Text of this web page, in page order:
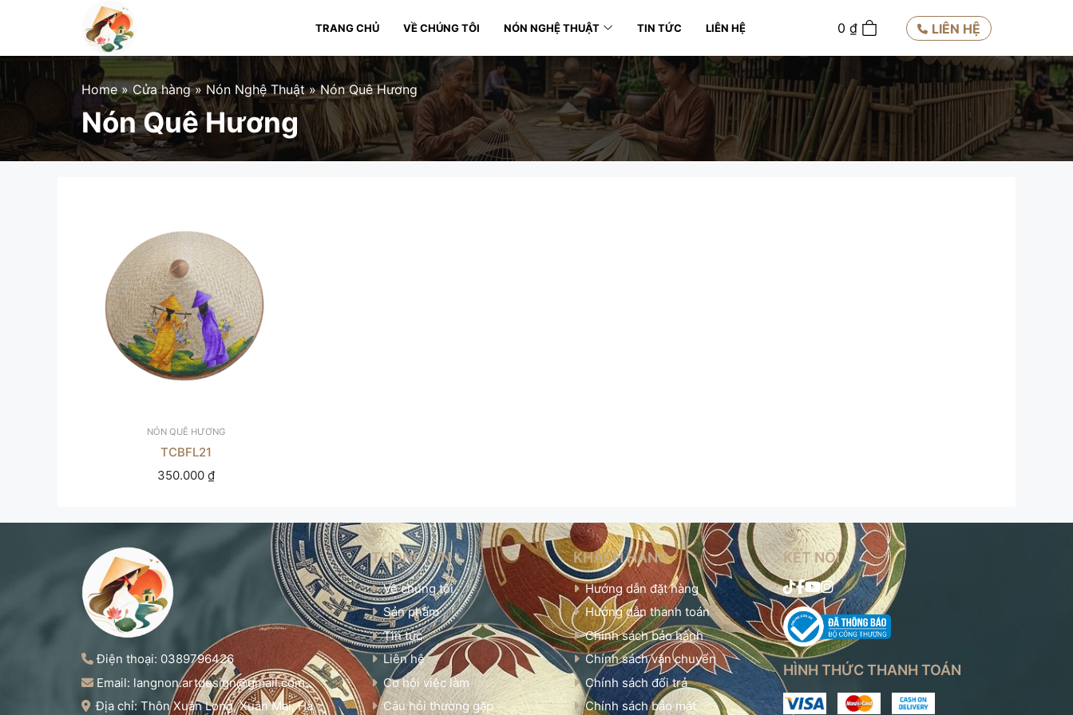
TRANG CHỦ VỀ CHÚNG TÔI NÓN NGHỆ THUẬT TIN TỨC LIÊN HỆ 0 ₫ LIÊN HỆ
Home »Cửa hàng » Nón Nghệ Thuật »Nón Quê Hương
Nón Quê Hương
NÓN QUÊ HƯƠNG
TCBFL21
350.000₫
Điện thoại: 0389796426
Email: langnon.artdesign@gmail.com
Địa chỉ: Thôn Xuân Long, Xuân Mai, Hà
THÔNG TIN
Về chúng tôi
Sản phẩm
Tin tức
Liên hệ
Cơ hội việc làm
Câu hỏi thường gặp
KHÁCH HÀNG
Hướng dẫn đặt hàng
Hướng dẫn thanh toán
Chính sách bảo hành
Chính sách vận chuyển
Chính sách đổi trả
Chính sách bảo mật
KẾT NỐI
HÌNH THỨC THANH TOÁN